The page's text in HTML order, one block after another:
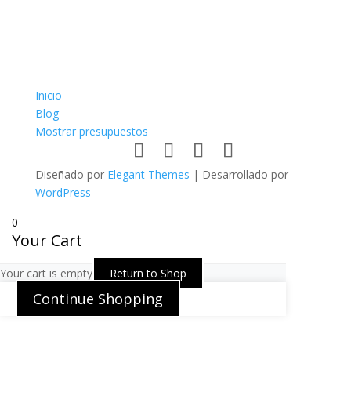
fraga online
valor betInicio
Blog
Mostrar presupuestos
Diseñado por Elegant Themes | Desarrollado por
WordPress
0
Your Cart
Your cart is empty Return to Shop
Continue Shopping